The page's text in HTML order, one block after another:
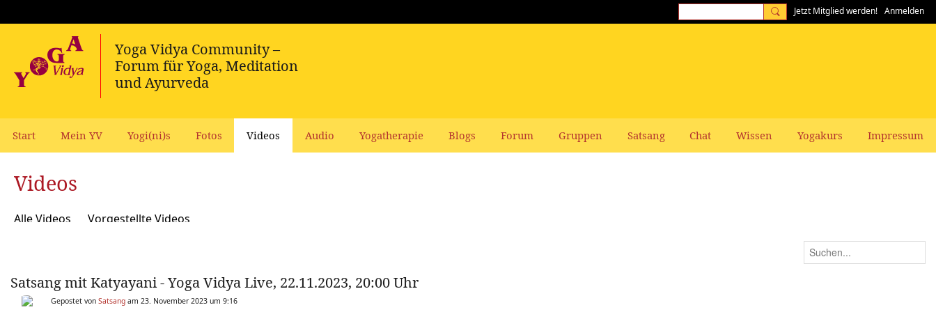
Jetzt Mitglied werden! Anmelden
Start Mein YV Yogi(ni)s Fotos Videos Audio Yogatherapie Blogs Forum Gruppen Satsang Chat Wissen Yogakurs Impressum
Videos
Alle Videos Vorgestellte Videos
Satsang mit Katyayani - Yoga Vidya Live, 22.11.2023, 20:00 Uhr
Gepostet von Satsang am 23. November 2023 um 9:16